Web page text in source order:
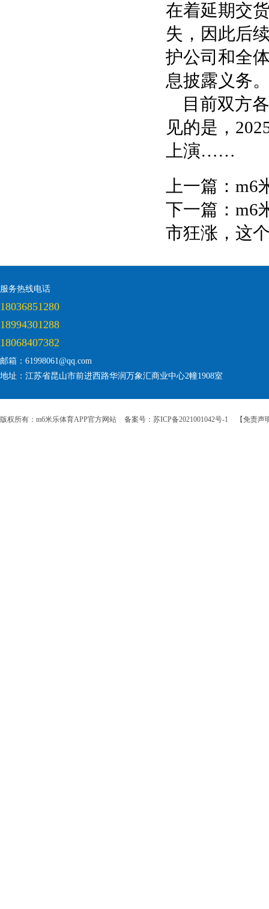
在着延期交
失，因此后
护公司和全
息披露义务
目前双方
见的是，
上演……
上一篇： m6
下一篇： m6
市狂涨，这
服务热线电话
18036851280
18994301288
18068407382
邮箱：61998061@qq.com
地址：江苏省昆山市前进西路华润万象汇商业中心2幢1908室
版权所有：m6米乐体育APP官方网站 备案号：苏ICP备2021001042号-1 【免责声